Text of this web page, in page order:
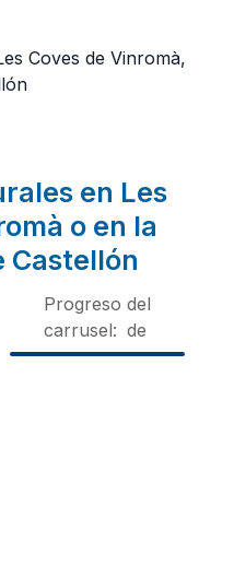
Coves de Vinromà,
en Les
o en la
Castellón
Progreso del
carrusel: de